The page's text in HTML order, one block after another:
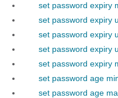
set password expiry
set password expiry
set password expiry
set password expiry
set password expiry
set password age
set password age